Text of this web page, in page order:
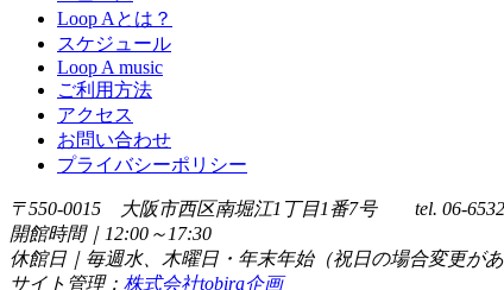
Loop Aとは？
スケジュール
Loop A music
ご利用方法
アクセス
お問い合わせ
プライバシーポリシー
〒550-0015 大阪市西区南堀江1丁目1番7号 tel. 06-
開館時間｜12:00～17:30
休館日｜毎週水、木曜日・年末年始（祝日の場合変更が
サイト管理： 株式会社tobira企画